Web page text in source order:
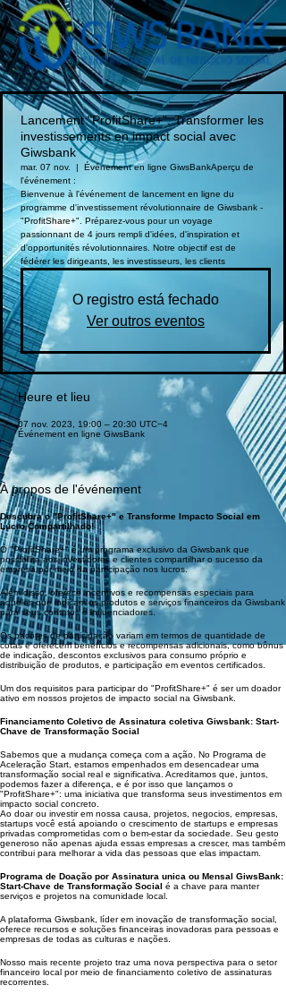
Lancement "ProfitShare+": Transformer les
investissements en impact social avec
Giwsbank
mar. 07 nov.
  |
Événement en ligne GiwsBankAperçu de
l'événement :
Bienvenue à l'événement de lancement en ligne du
programme d'investissement révolutionnaire de Giwsbank -
"ProfitShare+". Préparez-vous pour un voyage
passionnant de 4 jours rempli d'idées, d'inspiration et
d'opportunités révolutionnaires. Notre objectif est de
fédérer les dirigeants, les investisseurs, les clients
O registro está fechado
Ver outros eventos
Heure et lieu
07 nov. 2023, 19:00 – 20:30 UTC−4
Événement en ligne GiwsBank
À propos de l'événement
Descubra o "ProfitShare+" e Transforme Impacto Social em
Lucro Compartilhado!
O "ProfitShare+" é um programa exclusivo da Giwsbank que
possibilita aos investidores e clientes compartilhar o sucesso da
empresa por meio da participação nos lucros.
Além disso, oferece incentivos e recompensas especiais para
aqueles que indicam os produtos e serviços financeiros da Giwsbank
para seus contatos e influenciadores.
Os pacotes de participação variam em termos de quantidade de
cotas e oferecem benefícios e recompensas adicionais, como bônus
de indicação, descontos exclusivos para consumo próprio e
distribuição de produtos, e participação em eventos certificados.
Um dos requisitos para participar do "ProfitShare+" é ser um doador
ativo em nossos projetos de impacto social na Giwsbank.
Financiamento Coletivo de Assinatura coletiva Giwsbank: Start-
Chave de Transformação Social
Sabemos que a mudança começa com a ação. No Programa de
Aceleração Start, estamos empenhados em desencadear uma
transformação social real e significativa. Acreditamos que, juntos,
podemos fazer a diferença, e é por isso que lançamos o
"ProfitShare+": uma iniciativa que transforma seus investimentos em
impacto social concreto.
Ao doar ou investir em nossa causa, projetos, negocios, empresas,
startups você está apoiando o crescimento de startups e empresas
privadas comprometidas com o bem-estar da sociedade. Seu gesto
generoso não apenas ajuda essas empresas a crescer, mas também
contribui para melhorar a vida das pessoas que elas impactam.
Programa de Doação por Assinatura unica ou Mensal GiwsBank:
Start-Chave de Transformação Social é a chave para manter
serviços e projetos na comunidade local.
A plataforma Giwsbank, líder em inovação de transformação social,
oferece recursos e soluções financeiras inovadoras para pessoas e
empresas de todas as culturas e nações.
Nosso mais recente projeto traz uma nova perspectiva para o setor
financeiro local por meio de financiamento coletivo de assinaturas
recorrentes.